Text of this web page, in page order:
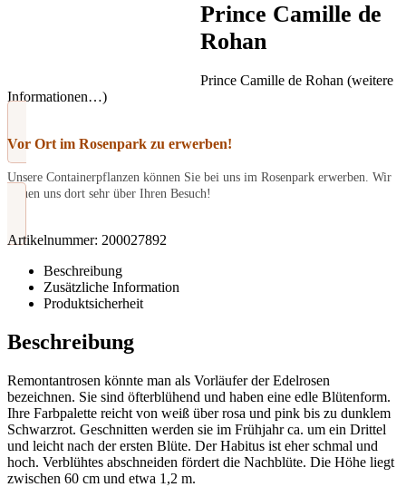
Prince Camille de
Rohan
Prince Camille de Rohan (weitere
Informationen…)
Vor Ort im Rosenpark zu erwerben!
Unsere Containerpflanzen können Sie bei uns im Rosenpark erwerben. Wir
freuen uns dort sehr über Ihren Besuch!
Artikelnummer: 200027892
Beschreibung
Zusätzliche Information
Produktsicherheit
Beschreibung
Remontantrosen könnte man als Vorläufer der Edelrosen
bezeichnen. Sie sind öfterblühend und haben eine edle Blütenform.
Ihre Farbpalette reicht von weiß über rosa und pink bis zu dunklem
Schwarzrot. Geschnitten werden sie im Frühjahr ca. um ein Drittel
und leicht nach der ersten Blüte. Der Habitus ist eher schmal und
hoch. Verblühtes abschneiden fördert die Nachblüte. Die Höhe liegt
zwischen 60 cm und etwa 1,2 m.